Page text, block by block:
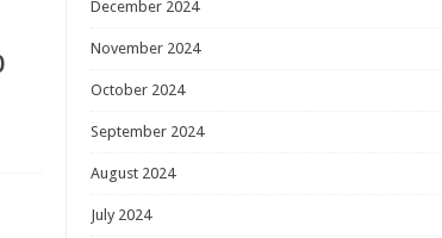
December 2024
November 2024
October 2024
September 2024
August 2024
July 2024